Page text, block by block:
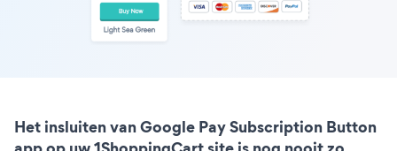
Het insluiten van Google Pay Subscription Button